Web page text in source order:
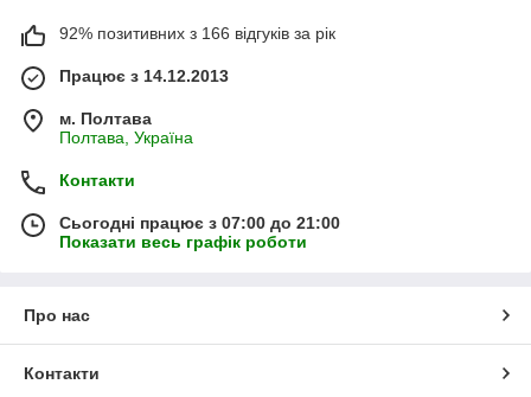
92% позитивних з 166 відгуків за рік
Працює з 14.12.2013
м. Полтава
Полтава, Україна
Контакти
Сьогодні працює з 07:00 до 21:00
Показати весь графік роботи
Про нас
Контакти